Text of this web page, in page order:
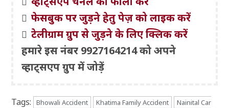
फेसबुक पर जुड़ने हेतु पेज़ को लाइक करें
टेलीग्राम ग्रुप से जुड़ने के लिए क्लिक करें
हमारे इस नंबर 9927164214 को अपने
व्हाट्सएप ग्रुप में जोड़ें
Tags: Bhowali Accident Khatima Family Accident
Nainital Car